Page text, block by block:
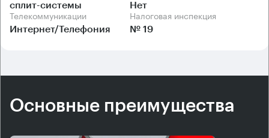
сплит-системы Нет
Телекоммуникации
Интернет/Телефония
Налоговая инспекция
№ 19
Основные преимущества